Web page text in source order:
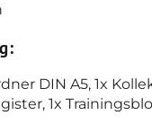
DIN A5, 1x
1x